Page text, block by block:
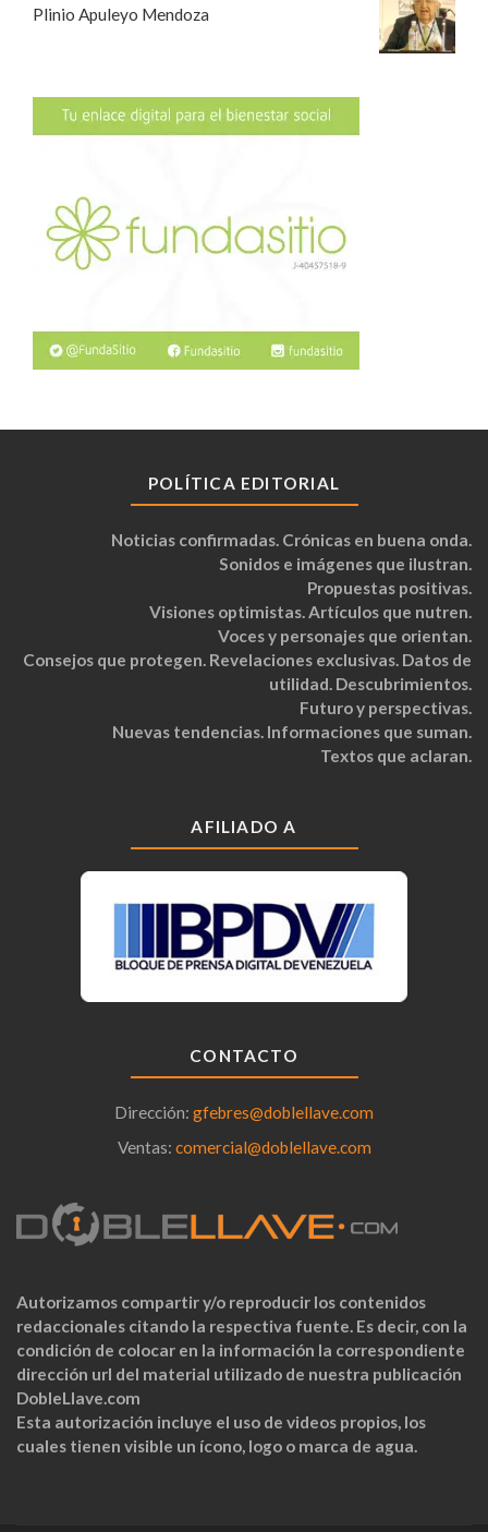
Plinio Apuleyo Mendoza
POLÍTICA EDITORIAL
Noticias confirmadas. Crónicas en buena onda.
Sonidos e imágenes que ilustran.
Propuestas positivas.
Visiones optimistas. Artículos que nutren.
Voces y personajes que orientan.
Consejos que protegen. Revelaciones exclusivas. Datos de
utilidad. Descubrimientos.
Futuro y perspectivas.
Nuevas tendencias. Informaciones que suman.
Textos que aclaran.
AFILIADO A
CONTACTO
Dirección: gfebres@doblellave.com
Ventas: comercial@doblellave.com
Autorizamos compartir y/o reproducir los contenidos
redaccionales citando la respectiva fuente. Es decir, con la
condición de colocar en la información la correspondiente
dirección url del material utilizado de nuestra publicación
DobleLlave.com
Esta autorización incluye el uso de videos propios, los
cuales tienen visible un ícono, logo o marca de agua.